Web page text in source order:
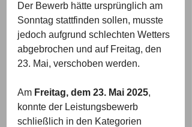
Der Bewerb hätte ursprünglich am
Sonntag stattfinden sollen, musste
jedoch aufgrund schlechten Wetters
abgebrochen und auf Freitag, den
23. Mai, verschoben werden.
Am Freitag, dem 23. Mai 2025,
konnte der Leistungsbewerb
schließlich in den Kategorien